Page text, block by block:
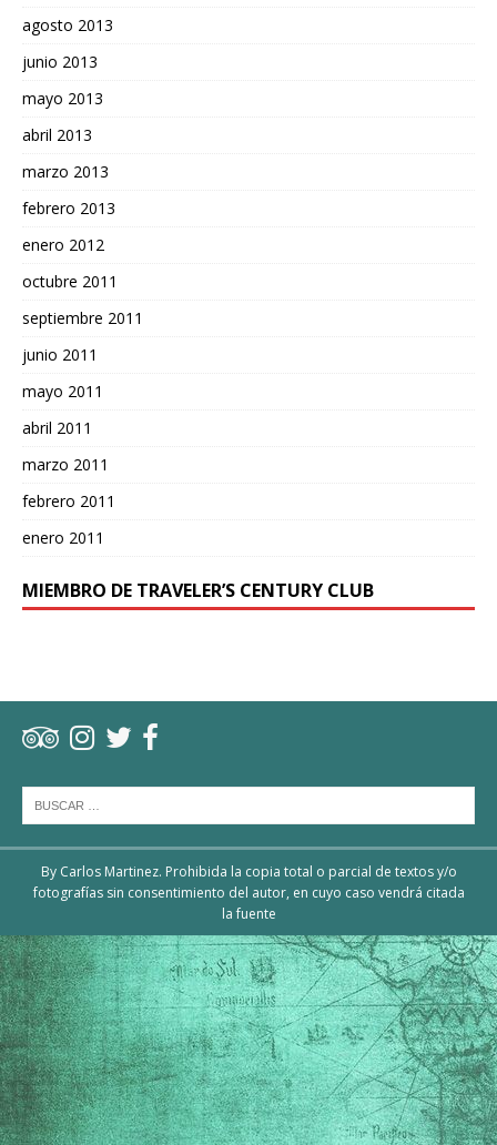
agosto 2013
junio 2013
mayo 2013
abril 2013
marzo 2013
febrero 2013
enero 2012
octubre 2011
septiembre 2011
junio 2011
mayo 2011
abril 2011
marzo 2011
febrero 2011
enero 2011
MIEMBRO DE TRAVELER’S CENTURY CLUB
By Carlos Martinez. Prohibida la copia total o parcial de textos y/o
fotografías sin consentimiento del autor, en cuyo caso vendrá citada
la fuente